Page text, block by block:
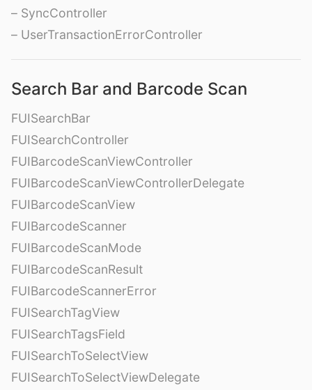
– SyncController
– UserTransactionErrorController
Search Bar and Barcode Scan
FUISearchBar
FUISearchController
FUIBarcodeScanViewController
FUIBarcodeScanViewControllerDelegate
FUIBarcodeScanView
FUIBarcodeScanner
FUIBarcodeScanMode
FUIBarcodeScanResult
FUIBarcodeScannerError
FUISearchTagView
FUISearchTagsField
FUISearchToSelectView
FUISearchToSelectViewDelegate